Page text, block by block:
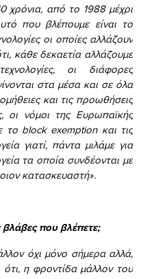
χρόνια, από το 1988 μέχρι
που βλέπουμε είναι το
οι οποίες αλλάζουν
κάθε δεκαετία αλλάζουμε
οι διάφορες
στα μέσα και σε όλα
και τις προωθήσεις
οι νόμοι της Ευρωπαϊκής
block exemption και τις
γιατί, πάντα μιλάμε για
τα οποία συνδέονται με
κατασκευαστή».
βλάβες που βλέπετε;
όχι μόνο σήμερα αλλά,
η φροντίδα μάλλον του